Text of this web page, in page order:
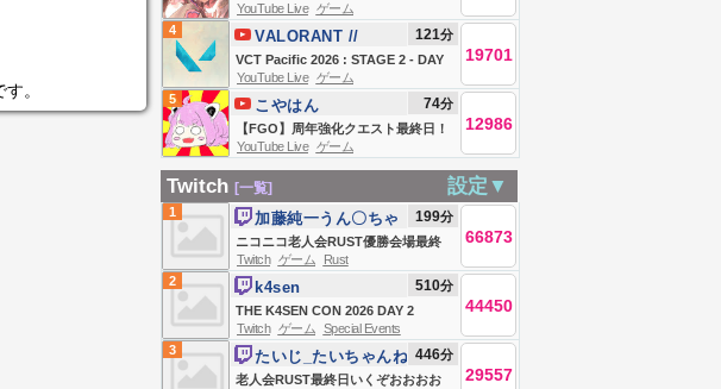
。
勝トーナメント！！！【 ぶいすぽ
っ！甘結もか 】
YouTube Live ゲーム
4
VCT Pacific 2026 : STAGE 2 - DAY
15
VALORANT //
JAPAN
121分
19701
YouTube Live ゲーム
5
【FGO】周年強化クエスト最終日！
★5セイバーは誰が来る？！
こやはん 74分
12986
YouTube Live ゲーム
Twitch [一覧] 設定▼
1
ニコニコ老人会RUST優勝会場最終
日
加藤純一うん〇ちゃ
ん
199分
66873
Twitch ゲーム
Rust
2
THE K4SEN CON 2026 DAY 2
k4sen 510分
44450
Twitch ゲーム Special Events
3
老人会RUST最終日いくぞおおおお
たいじ_たいちゃんね
る
446分
29557